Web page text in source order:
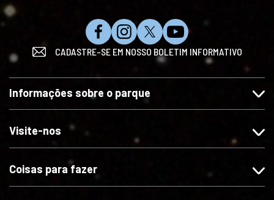
C
u
t
a
-
o
S
a
-
n
I
S
i
a
-
n
X
I
n
c
e
e
CADASTRE-SE EM NOSSO BOLETIM INFORMATIVO
Informações sobre o parque
Visite-nos
Coisas para fazer